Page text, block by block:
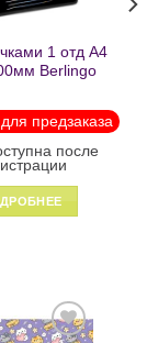
1 отд А4
Berlingo
молнии 1215
предзаказа
после